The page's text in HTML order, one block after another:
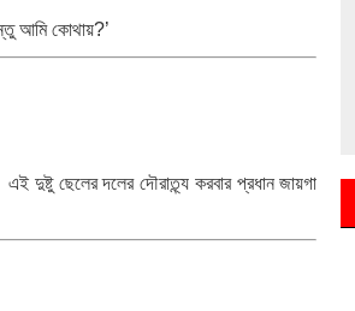
আমি কোথায়?’
দুষ্টু ছেলের দলের দৌরাত্ন্য করবার প্রধান জায়গা